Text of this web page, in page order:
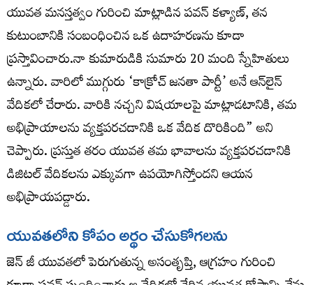
యువత మనస్తత్వం గురించి మాట్లాడిన పవన్ కళ్యాణ్, తన
కుటుంబానికి సంబంధించిన ఒక ఉదాహరణను కూడా
ప్రస్తావించారు.నా కుమారుడికి సుమారు 20 మంది స్నేహితులు
ఉన్నారు. వారిలో ముగ్గురు ‘కాక్రోచ్ జనతా పార్టీ’ అనే ఆన్‌లైన్
వేదికలో చేరారు. వారికి నచ్చని విషయాలపై మాట్లాడటానికి, తమ
అభిప్రాయాలను వ్యక్తపరచడానికి ఒక వేదిక దొరికింది” అని
చెప్పారు. ప్రస్తుత తరం యువత తమ భావాలను వ్యక్తపరచడానికి
డిజిటల్ వేదికలను ఎక్కువగా ఉపయోగిస్తోందని ఆయన
అభిప్రాయపడ్డారు.
యువతలోని కోపం అర్థం చేసుకోగలను
జెన్ జీ యువతలో పెరుగుతున్న అసంతృప్తి, ఆగ్రహం గురించి